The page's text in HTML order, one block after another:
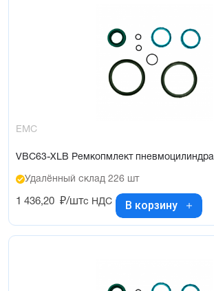
EMC
VBC63-XLB Ремкопмлект пневмоцилиндра
Удалённый склад 226 шт
1 436,20 ₽/штс НДС В корзину